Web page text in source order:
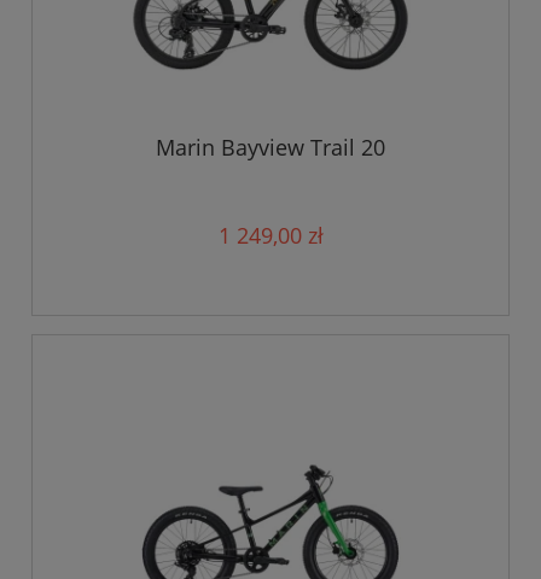
Marin Bayview Trail 20
1 249,00 zł